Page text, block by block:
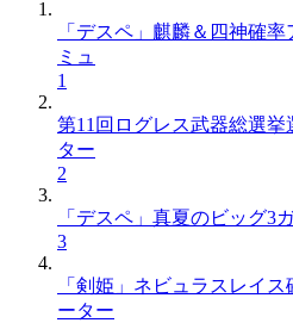
「デスペ」麒麟＆四神確
ミュ
1
第11回ログレス武器総選
ター
2
「デスペ」真夏のビッグ3
3
「剣姫」ネビュラスレイ
ーター